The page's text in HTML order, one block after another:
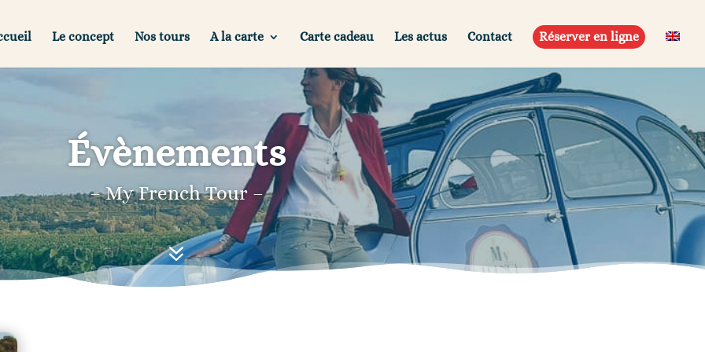
Le concept Nos tours A la carte Carte cadeau Les actus Contact Réserver en ligne
Évènements
– My French Tour –
7